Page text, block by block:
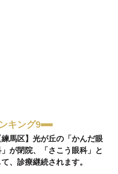
キング9
練馬区】光が丘の「かんだ眼
」が閉院、「さこう眼科」と
て、診療継続されます。